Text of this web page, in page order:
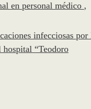
en personal médico ,
infecciosas por
hospital “Teodoro